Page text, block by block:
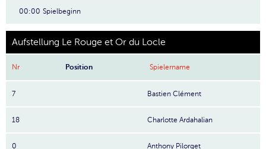
00:00 Spielbeginn
Aufstellung Le Rouge et Or du Locle
Nr Position Spielername
7 Bastien Clément
18 Charlotte Ardahalian
0 Anthony Pilorget